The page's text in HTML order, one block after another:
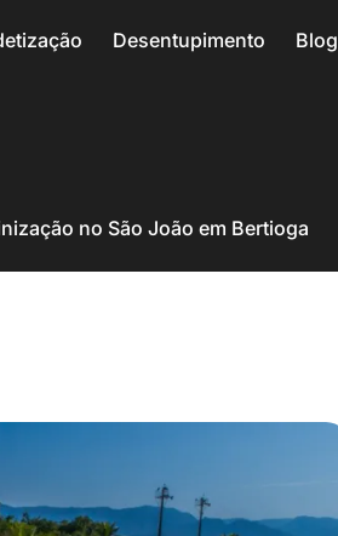
Desentupimento Blog
no São João em Bertioga